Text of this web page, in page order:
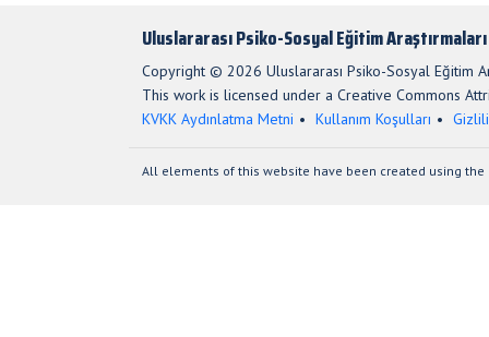
Uluslararası Psiko-Sosyal Eğitim
Copyright © 2026 Uluslararası Psiko-Sosyal Eğitim
This work is licensed under a Creative Commons
KVKK Aydınlatma Metni
Kullanım Koşulları
All elements of this website have been created using the